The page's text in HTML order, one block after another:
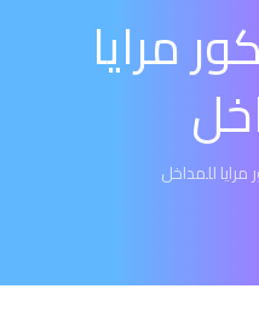
مرايا
مرايا للمداخل